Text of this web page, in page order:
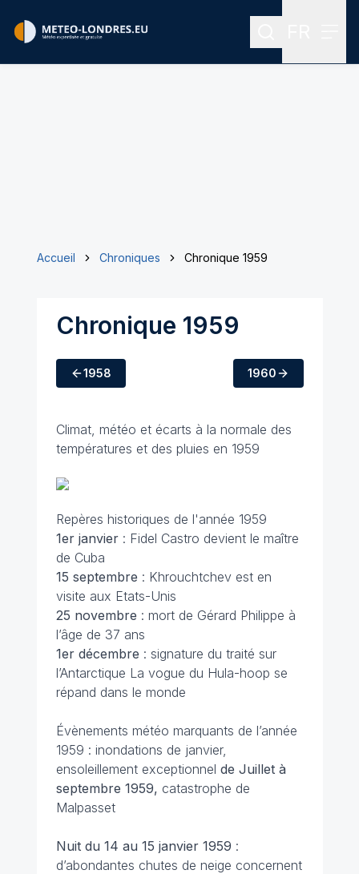
Rechercher
Accueil Chroniques Chronique 1959
Chronique 1959
1958 1960
Climat, météo et écarts à la normale des
températures et des pluies en 1959
Repères historiques de l'année 1959
1er janvier: Fidel Castro devient le maître
de Cuba
15 septembre : Khrouchtchev est en
visite aux Etats-Unis
25 novembre : mort de Gérard Philippe à
l’âge de 37 ans
1er décembre : signature du traité sur
l’Antarctique La vogue du Hula-hoop se
répand dans le monde
Évènements météo marquants de l’année
1959 : inondations de janvier,
ensoleillement exceptionnel de Juillet à
septembre 1959, catastrophe de
Malpasset
Nuit du 14 au 15 janvier 1959 :
d’abondantes chutes de neige concernent